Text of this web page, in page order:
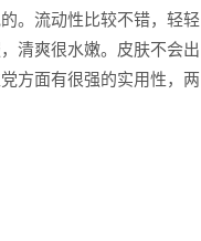
。流动性比较不错，轻轻
清爽很水嫩。皮肤不会出
方面有很强的实用性，两